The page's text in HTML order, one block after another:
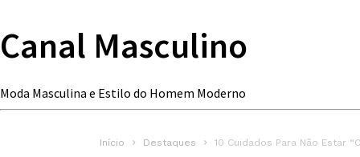
Canal Masculino
Moda Masculina e Estilo do Homem Moderno
Início Destaques 10 Cuidados Para Não Estar